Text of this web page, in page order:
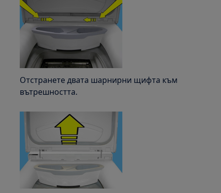
Отстранете двата шарнирни щифта към
вътрешността.